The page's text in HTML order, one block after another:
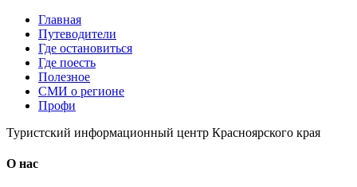
Главная
Путеводители
Где остановиться
Где поесть
Полезное
СМИ о регионе
Профи
Туристский информационный центр Красноярского края
О нас